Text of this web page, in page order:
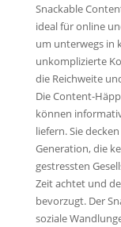
Snackable
ideal für online
um unterwegs in
unkomplizierte
die Reichweite
Die Content-
können
liefern. Sie
Generation, die
gestressten
Zeit achtet und
bevorzugt. Der
soziale